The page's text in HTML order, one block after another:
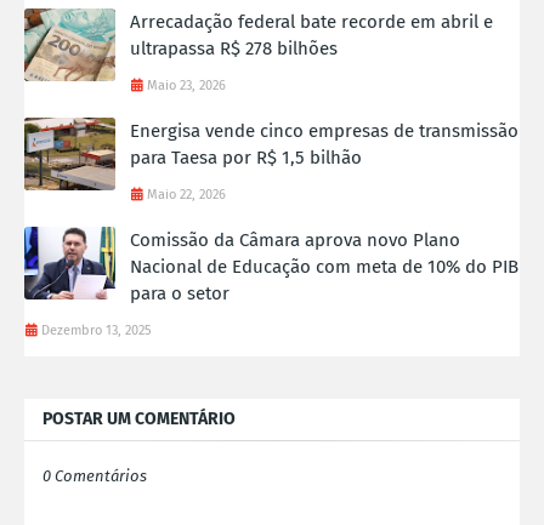
Arrecadação federal bate recorde em abril e
ultrapassa R$ 278 bilhões
Maio 23, 2026
Energisa vende cinco empresas de transmissão
para Taesa por R$ 1,5 bilhão
Maio 22, 2026
Comissão da Câmara aprova novo Plano
Nacional de Educação com meta de 10% do PIB
para o setor
Dezembro 13, 2025
POSTAR UM COMENTÁRIO
0 Comentários